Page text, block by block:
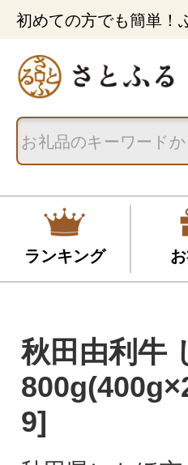
初めての方でも簡単！
ランキング
秋田由利牛
9]